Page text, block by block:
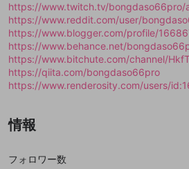
https://www.twitch.tv/bongdaso66pro/
https://www.reddit.com/user/
https://www.blogger.com/profile/
https://www.behance.net/
https://www.bitchute.com/channel/
https://qiita.com/bongdaso66pro
https://www.renderosity.com/users/
情報
フォロワー数
その他の問題